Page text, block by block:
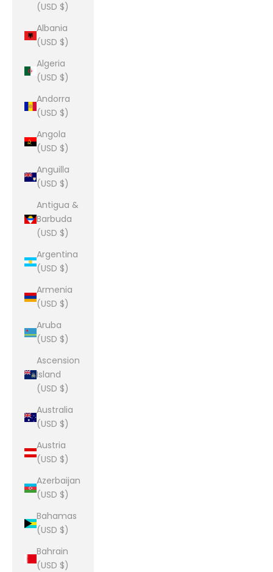
(USD $)
Albania
(USD $)
Algeria
(USD $)
Andorra
(USD $)
Angola
(USD $)
Anguilla
(USD $)
Antigua &
Barbuda
(USD $)
Argentina
(USD $)
Armenia
(USD $)
Aruba
(USD $)
Ascension
Island
(USD $)
Australia
(USD $)
Austria
(USD $)
Azerbaijan
(USD $)
Bahamas
(USD $)
Bahrain
(USD $)